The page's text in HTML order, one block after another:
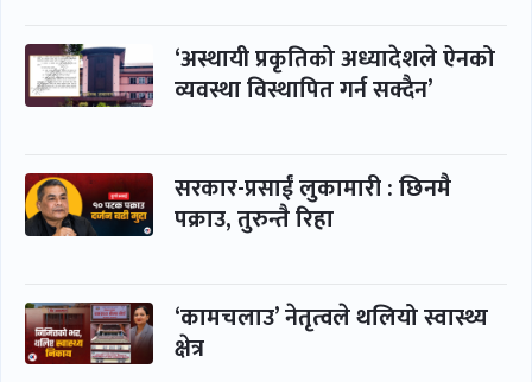
‘अस्थायी प्रकृतिको अध्यादेशले ऐनको
व्यवस्था विस्थापित गर्न सक्दैन’
सरकार-प्रसाईं लुकामारी : छिनमै
पक्राउ, तुरुन्तै रिहा
‘कामचलाउ’ नेतृत्वले थलियो स्वास्थ्य
क्षेत्र